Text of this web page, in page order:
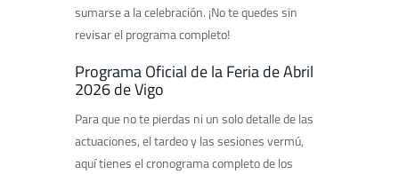
sumarse a la celebración. ¡No te quedes sin
revisar el programa completo!
Programa Oficial de la Feria de Abril
2026 de Vigo
Para que no te pierdas ni un solo detalle de las
actuaciones, el tardeo y las sesiones vermú,
aquí tienes el cronograma completo de los